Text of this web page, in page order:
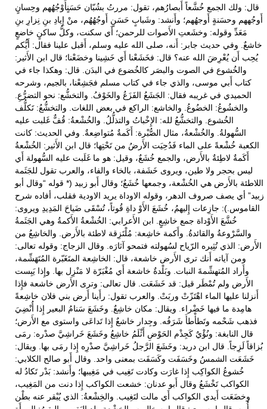
قال: ولك الجمع خُشَّعاً أَبصارُهم، تقول: مررتُ بشُبّان حَسَنٍأَوْجُهُهم وحِسانٍ
أَوجُههم وحسَنةٍ أَوجهُهم؛ وأَنشد: وشَبابٍ حَسَنٍ أَوجُهُهُم، منْ إِيادِ بنِ نِزارِ بنِ
مَعَدِّ وقوله: وخشَعتِ الأَصوات للرحمن؛ أَي سكنت، وكلُّ ساكنٍ خاضعٍ
خاشعٌ. وفي حديث جابر: أَنه، صلى الله عليه وسلم، أَقبل علينا فقال: أَيُّكم
يُحِب أَن يُعْرِضَ الله عنه؟ قال: فخَشَعْنا أَي خَشِينا وخضَعْنا؛ قال ابن الأَثير:
والخُشوع في الصوت والبصَر كالخُضوع في البدَن. قال: وهكذا جاء في
كتاب أَبي موسى، والذي جاء في كتاب مسلم فجَشِعْنا، بالجيم، وشرحه
الحميدي في غريبه فقال: الجَشَعُ الفَزَعُ والخَوْفُ. والتخشُّع: نحو التضرُّعِ.
والخشُوعُ: الخضُوعُ. والخاشع: الراكع في بعض اللغات. والتخشُّعُ: تَكلُّف
الخُشوع. والتخشُّعُ لله: الإِخْباتُ والتذلُّلُ. والخُشْعةُ: قُفٌّ غَلبت عليه
السُّهولةُ. والخُشْعةُ، مثال الصُّبْرة: أَكَمةٌ مُتواضِعةٌ. وفي الحديث: كانت
الكعبة خُشْعةً على الماء فَدُحِيَت الأَرضُ من تَحْتِها؛ قال ابن الأَثير: الخُشْعةُ
أَكَمةٌ لاطِئةٌ بالأَرض، والجمع خُشَعٌ، وقيل: هو ما غَلَبت عليه السُّهولة أَي
ليس بحجر ولا طين، ويروى خَشَفة، بالخاء والفاء، والعرب تقول للجَثَمة
اللاطئة بالأَرض هي الخُشْعة، وجمعها خُشَعٌ؛ وقال أَبو زبيد (* قوله “وقال أبو
زبيد” أي يصف صروف الدهر، وقوله الاوداة يريد الاودية فقلب، أفاده شرح
القاموس.): جازِعات إِليهمُ، خُشَعَ الأَوْ داةِ قُوتاً، تُسْقَى ضَياحَ المَدِيدِ ويروى:
خُشَّعَ الأَوْداة جمع خاشِعٍ. ابن الأَعرابي: الخُشْعةُ الأَكمةُ وهي الجَثَمةُ
والسَّرْوعةُ والقائدةُ. وأَكمة خاشِعة: مُلْتَزِقة لاطئة بالأَرض. والخاشِعُ من
الأَرض: الذي تُثِيره الرّياح لسُهولته فتمحو آثارَه. وقال الزجاج: وقوله تعالى:
ومن آياته أَنك ترى الأَرض خاشعة، قال: الخاشِعة المتَغَبّرة المُتَهَشِّمة،
وأَراد المُتهشِّمةَ النبات. وبَلْدةٌ خاشعة أَي مُغْبَرّة لا مَنْزِل بها. وإِذا يَبِست
الأَرض ولم تُمْطَر قيل: قد خَشَعَت. قال تعالى: وترى الأَرض خاشعة فإِذا
أَنزلنا عليها الماء اهْتَزّتْ وربَتْ. والعرب تقول: رأَينا أَرض بني فلان خاشِعةً
هامِدة ما فيها خَضْراء. ويقال: مكان خاشِعٌ. وخَشَعَ سَنامُ البعير إِذا أُنْضِيَ
فذهب شَحْمه وتَطأْطأَ شَرَفُه. وجِدار خاشعٌ إِذا تَداعَى واستوى مع الأَرض؛
قال النابغة: ونُؤْيٌ كَجِذْم الحَوْضِ أَثْلَمُ خاشِعُ وخَشَعَ خَراشِيَّ صدْره: رمَى
بُزاقاً لَزِجاً. قال ابن دريد: وخَشَعَ الرَّجلُ خَراشِيَّ صدْرِه إِذا رمَى بها. ويقال:
خَشَعَت الشمسُ وخَسَفَت وكَسَفَت بمعنى واحد. وقال أَبو صالح الكلابي:
خُشوعُ الكواكِب إِذا غارَت وكادت تَغِيب في مَغِيبها؛ وأَنشد: بَدْر تَكادُ له
الكواكب تَخْشَعُ وقال أَبو عدنان: خشعت الكواكب إِذا دنت من المَغِيب،
وخضَعَت أَيدي الكواكب أَي مالت لتَغِيب. والخِشْعةُ: الذي يُبْقر عنه بطْن